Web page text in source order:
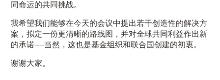
同命运的共同挑战。
我希望我们能够在今天的会议中提出若干创造性的解决方
案，拟定一份更清晰的路线图，并对全球共同利益作出新
的承诺——当然，这也是基金组织和联合国创建的初衷。
谢谢大家。